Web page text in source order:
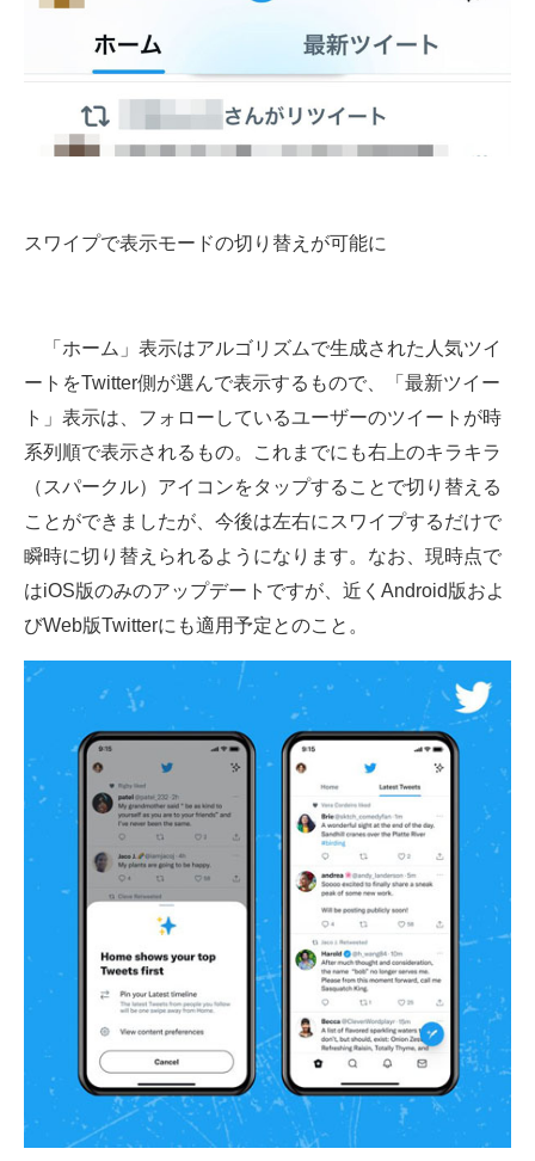
経営リーダーのコミュニティ
マーケ×ITの今がよく分かる
ITエンジニア向け専門サイト
企業向けIT製品の総合サイト
電子設計の基本と応用
建設×テクノロジーの最前線
スワイプで表示モードの切り替えが可能に
「ホーム」表示はアルゴリズムで生成された人気ツイ
ートをTwitter側が選んで表示するもので、「最新ツイー
ト」表示は、フォローしているユーザーのツイートが時
系列順で表示されるもの。これまでにも右上のキラキラ
（スパークル）アイコンをタップすることで切り替える
ことができましたが、今後は左右にスワイプするだけで
瞬時に切り替えられるようになります。なお、現時点で
はiOS版のみのアップデートですが、近くAndroid版およ
びWeb版Twitterにも適用予定とのこと。